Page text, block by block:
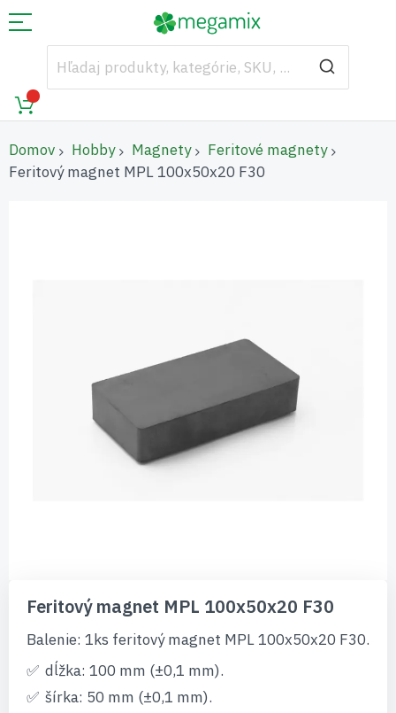
Domov Hobby Magnety
Feritové magnety
Feritový magnet MPL 100x50x20 F30
začiatok
galérie
obrázkov
Feritový magnet MPL 100x50x20 F30
Balenie: 1ks feritový magnet MPL 100x50x20 F30.
dĺžka: 100 mm (±0,1 mm).
šírka: 50 mm (±0,1 mm).